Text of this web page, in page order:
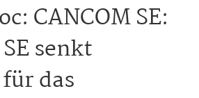
CANCOM SE:
senkt
das